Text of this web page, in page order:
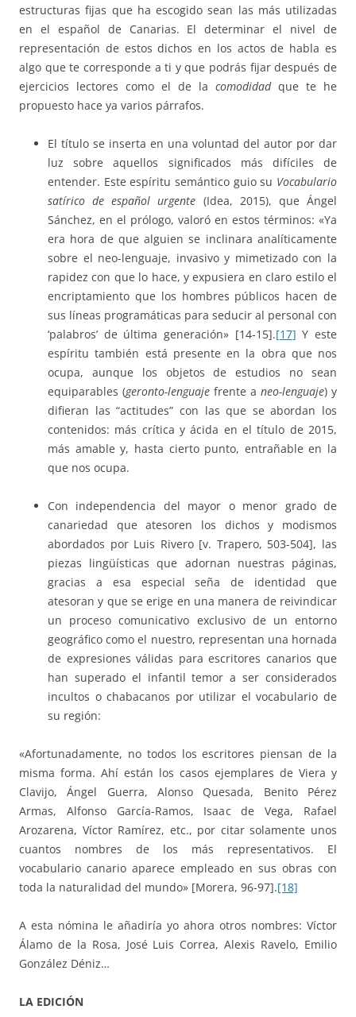
estructuras fijas que ha escogido sean las más utilizadas
en el español de Canarias. El determinar el nivel de
representación de estos dichos en los actos de habla es
algo que te corresponde a ti y que podrás fijar después de
ejercicios lectores como el de la comodidad que te he
propuesto hace ya varios párrafos.
El título se inserta en una voluntad del autor por dar
luz sobre aquellos significados más difíciles de
entender. Este espíritu semántico guio su Vocabulario
satírico de español urgente (Idea, 2015), que Ángel
Sánchez, en el prólogo, valoró en estos términos: «Ya
era hora de que alguien se inclinara analíticamente
sobre el neo-lenguaje, invasivo y mimetizado con la
rapidez con que lo hace, y expusiera en claro estilo el
encriptamiento que los hombres públicos hacen de
sus líneas programáticas para seducir al personal con
‘palabros’ de última generación» [14-15].[17] Y este
espíritu también está presente en la obra que nos
ocupa, aunque los objetos de estudios no sean
equiparables (geronto-lenguaje frente a neo-lenguaje) y
difieran las “actitudes” con las que se abordan los
contenidos: más crítica y ácida en el título de 2015,
más amable y, hasta cierto punto, entrañable en la
que nos ocupa.
Con independencia del mayor o menor grado de
canariedad que atesoren los dichos y modismos
abordados por Luis Rivero [v. Trapero, 503-504], las
piezas lingüísticas que adornan nuestras páginas,
gracias a esa especial seña de identidad que
atesoran y que se erige en una manera de reivindicar
un proceso comunicativo exclusivo de un entorno
geográfico como el nuestro, representan una hornada
de expresiones válidas para escritores canarios que
han superado el infantil temor a ser considerados
incultos o chabacanos por utilizar el vocabulario de
su región:
«Afortunadamente, no todos los escritores piensan de la
misma forma. Ahí están los casos ejemplares de Viera y
Clavijo, Ángel Guerra, Alonso Quesada, Benito Pérez
Armas, Alfonso García-Ramos, Isaac de Vega, Rafael
Arozarena, Víctor Ramírez, etc., por citar solamente unos
cuantos nombres de los más representativos. El
vocabulario canario aparece empleado en sus obras con
toda la naturalidad del mundo» [Morera, 96-97].[18]
A esta nómina le añadiría yo ahora otros nombres: Víctor
Álamo de la Rosa, José Luis Correa, Alexis Ravelo, Emilio
González Déniz…
LA EDICIÓN